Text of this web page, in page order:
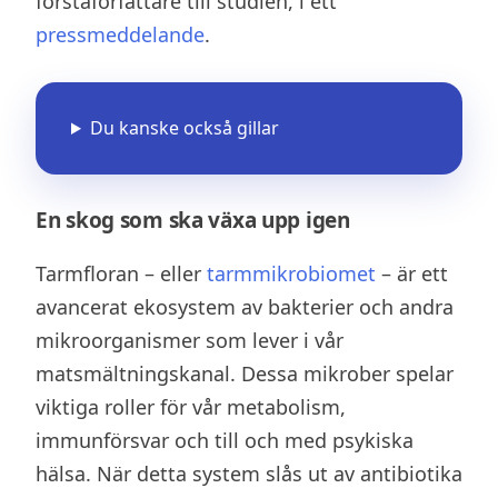
pressmeddelande.
Du kanske också gillar
En skog som ska växa upp igen
Tarmfloran – eller tarmmikrobiomet – är ett
avancerat ekosystem av bakterier och andra
mikroorganismer som lever i vår
matsmältningskanal. Dessa mikrober spelar
viktiga roller för vår metabolism,
immunförsvar och till och med psykiska
hälsa. När detta system slås ut av antibiotika